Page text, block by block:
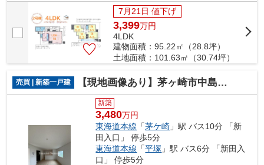
めオシャレな空間を演出します◎ コン...
7月21日 値下げ
3,399万円
4LDK
建物面積：95.22㎡（28.8坪）
土地面積：101.63㎡（30.74坪）
売買 | 新築一戸建 【現地画像あり】茅ヶ崎市中島第１４ 全２棟 ２号棟
新築
3,480万円
東海道本線 「茅ケ崎 」駅 バス10分 「新
田入口」 停歩5分
東海道本線 「平塚 」駅 バス6分 「新田入
口」 停歩5分